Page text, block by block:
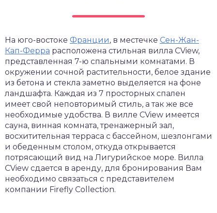
На юго-востоке Франции, в местечке Сен-Жан-
Кап-Ферра расположена стильная вилла CView,
представленная 7-ю спальными комнатами. В
окружении сочной растительности, белое здание
из бетона и стекла заметно выделяется на фоне
ландшафта. Каждая из 7 просторных спален
имеет свой неповторимый стиль, а так же все
необходимые удобства. В вилле CView имеется
сауна, винная комната, тренажерный зал,
восхитительная терраса с бассейном, шезлонгами
и обеденным столом, откуда открывается
потрясающий вид на Лигурийское море. Вилла
CView сдается в аренду, для бронирования Вам
необходимо связаться с представителем
компании Firefly Collection.